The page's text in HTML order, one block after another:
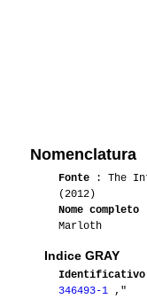
Nomenclatura
Fonte : The
(2012)
Nome completo
Marloth
Indice GRAY
Identificativo
346493-1 ,"